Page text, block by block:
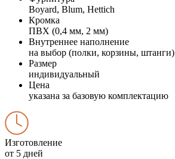
Boyard, Blum, Hettich
Кромка
ПВХ (0,4 мм, 2 мм)
Внутреннее наполнение
на выбор (полки, корзины, штанги)
Размер
индивидуальный
Цена
указана за базовую комплектацию
Изготовление
от 5 дней